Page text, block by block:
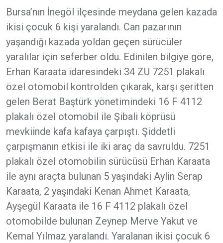
Bursa’nın İnegöl ilçesinde meydana gelen kazada
ikisi çocuk 6 kişi yaralandı. Can pazarının
yaşandığı kazada yoldan geçen sürücüler
yaralılar için seferber oldu. Edinilen bilgiye göre,
Erhan Karaata idaresindeki 34 ZU 7251 plakalı
özel otomobil kontrolden çıkarak, karşı şeritten
gelen Berat Baştürk yönetimindeki 16 F 4112
plakalı özel otomobil ile Şibali köprüsü
mevkiinde kafa kafaya çarpıştı. Şiddetli
çarpışmanın etkisi ile iki araç da savruldu. 7251
plakalı özel otomobilin sürücüsü Erhan Karaata
ile aynı araçta bulunan 5 yaşındaki Aylin Serap
Karaata, 2 yaşındaki Kenan Ahmet Karaata,
Ayşegül Karaata ile 16 F 4112 plakalı özel
otomobilde bulunan Zeynep Merve Yakut ve
Kemal Yılmaz yaralandı. Yaralanan ikisi çocuk 6